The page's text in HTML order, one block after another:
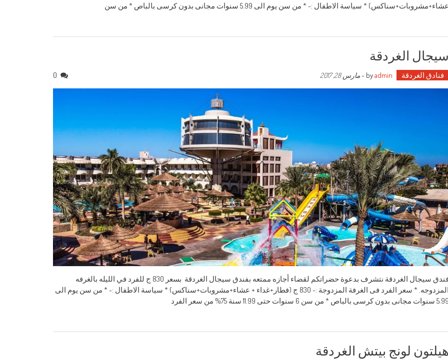
* سياسة الاطفال :- * من سن يوم الى 5.99 سنوات مجانى بدون كرسى بالباص * من سن
الغردقة
فنادق الغردقة admin
-مارس 28, 2017 0
فندق سيجال الغردقة نتشرف بدعوة حضراتكم لقضاء أجازه ممتعه بفندق سيجال الغردقة بسعر 830 ج للفرد في الليله بالغرفه
المزدوجه. * سعر الفرد فى الغرفة المزدوجة :- 830 ج (فطار+غداء + عشاء+مشروبات+سناكس) * سياسة الاطفال :- * من سن يوم الى
كرسى بالباص * من سن 6 سنوات حتى 11.99 سنة 75% من سعر الفرد
لونج بيتش الغردقة